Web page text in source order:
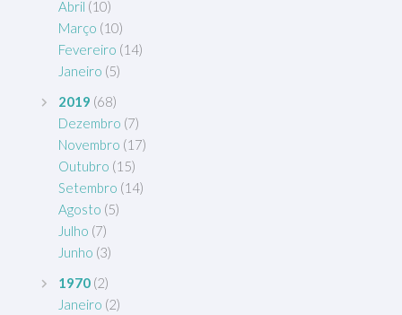
Abril (10)
Março (10)
Fevereiro (14)
Janeiro (5)
2019 (68)
Dezembro (7)
Novembro (17)
Outubro (15)
Setembro (14)
Agosto (5)
Julho (7)
Junho (3)
1970 (2)
Janeiro (2)